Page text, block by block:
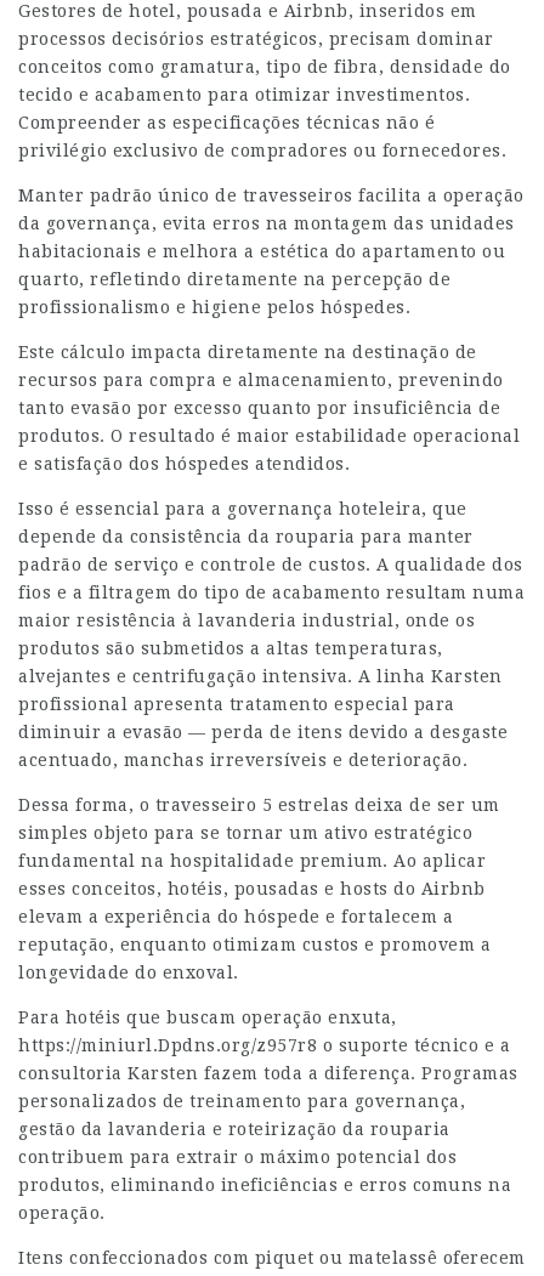
Gestores de hotel, pousada e Airbnb, inseridos em
processos decisórios estratégicos, precisam dominar
conceitos como gramatura, tipo de fibra, densidade do
tecido e acabamento para otimizar investimentos.
Compreender as especificações técnicas não é
privilégio exclusivo de compradores ou fornecedores.
Manter padrão único de travesseiros facilita a operação
da governança, evita erros na montagem das unidades
habitacionais e melhora a estética do apartamento ou
quarto, refletindo diretamente na percepção de
profissionalismo e higiene pelos hóspedes.
Este cálculo impacta diretamente na destinação de
recursos para compra e almacenamiento, prevenindo
tanto evasão por excesso quanto por insuficiência de
produtos. O resultado é maior estabilidade operacional
e satisfação dos hóspedes atendidos.
Isso é essencial para a governança hoteleira, que
depende da consistência da rouparia para manter
padrão de serviço e controle de custos. A qualidade dos
fios e a filtragem do tipo de acabamento resultam numa
maior resistência à lavanderia industrial, onde os
produtos são submetidos a altas temperaturas,
alvejantes e centrifugação intensiva. A linha Karsten
profissional apresenta tratamento especial para
diminuir a evasão — perda de itens devido a desgaste
acentuado, manchas irreversíveis e deterioração.
Dessa forma, o travesseiro 5 estrelas deixa de ser um
simples objeto para se tornar um ativo estratégico
fundamental na hospitalidade premium. Ao aplicar
esses conceitos, hotéis, pousadas e hosts do Airbnb
elevam a experiência do hóspede e fortalecem a
reputação, enquanto otimizam custos e promovem a
longevidade do enxoval.
Para hotéis que buscam operação enxuta,
https://miniurl.Dpdns.org/z957r8 o suporte técnico e a
consultoria Karsten fazem toda a diferença. Programas
personalizados de treinamento para governança,
gestão da lavanderia e roteirização da rouparia
contribuem para extrair o máximo potencial dos
produtos, eliminando ineficiências e erros comuns na
operação.
Itens confeccionados com piquet ou matelassê oferecem